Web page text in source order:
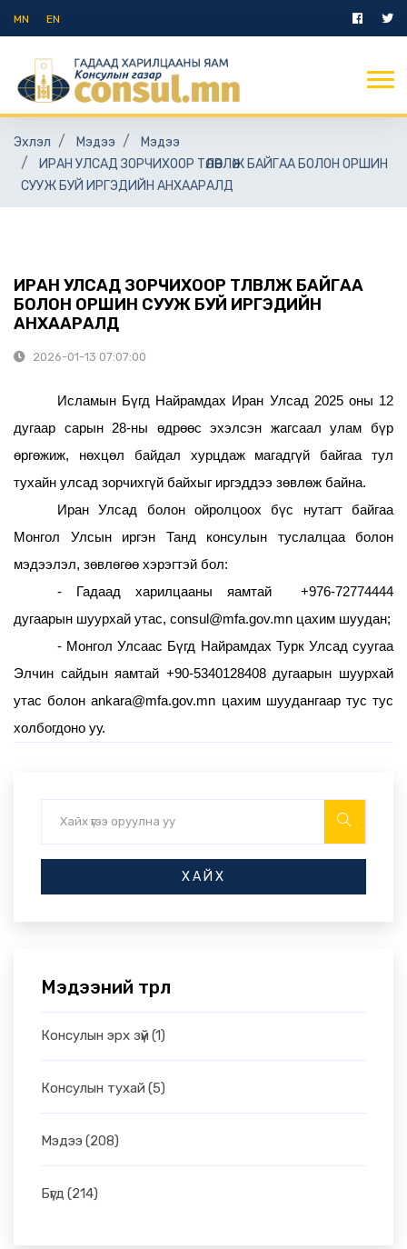
MN EN
Эхлэл Мэдээ
Мэдээ
ИРАН УЛСАД ЗОРЧИХООР ТӨЛӨВЛӨЖ БАЙГАА БОЛОН ОРШИН
СУУЖ БУЙ ИРГЭДИЙН АНХААРАЛД
ИРАН УЛСАД ЗОРЧИХООР ТӨЛӨВЛӨЖ БАЙГАА
БОЛОН ОРШИН СУУЖ БУЙ ИРГЭДИЙН
АНХААРАЛД
2026-01-13 07:07:00
Исламын Бүгд Найрамдах Иран Улсад 2025 оны 12
дугаар сарын 28-ны өдрөөс эхэлсэн жагсаал улам бүр
өргөжиж, нөхцөл байдал хурцдаж магадгүй байгаа тул
тухайн улсад зорчихгүй байхыг иргэддээ зөвлөж байна.
Иран Улсад болон ойролцоох бүс нутагт байгаа
Монгол Улсын иргэн Танд консулын туслалцаа болон
мэдээлэл, зөвлөгөө хэрэгтэй бол:
- Гадаад харилцааны яамтай +976-72774444
дугаарын шуурхай утас, consul@mfa.gov.mn цахим шуудан;
- Монгол Улсаас Бүгд Найрамдах Турк Улсад суугаа
Элчин сайдын яамтай +90-5340128408 дугаарын шуурхай
утас болонankara@mfa.gov.mn цахим шуудангаартус тус
холбогдоно уу.
ХАЙХ
Мэдээний төрөл
Консулын эрх зүй (1)
Консулын тухай (5)
Мэдээ (208)
Бүгд (214)